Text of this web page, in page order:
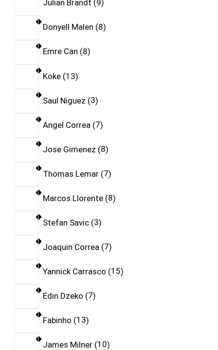
Julian Brandt 9
Donyell Malen 8
Emre Can 8
Koke 13
Saul Niguez 3
Angel Correa 7
Jose Gimenez 8
Thomas Lemar 7
Marcos Llorente 8
Stefan Savic 3
Joaquin Correa 7
Yannick Carrasco 15
Edin Dzeko 7
Fabinho 13
James Milner 10